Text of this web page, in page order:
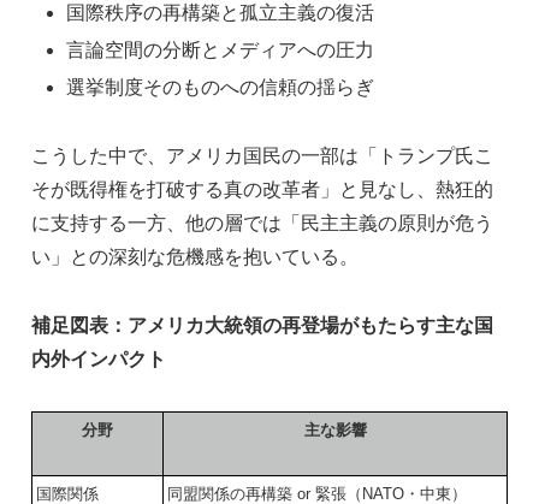
国際秩序の再構築と孤立主義の復活
言論空間の分断とメディアへの圧力
選挙制度そのものへの信頼の揺らぎ
こうした中で、アメリカ国民の一部は「トランプ氏こ
そが既得権を打破する真の改革者」と見なし、熱狂的
に支持する一方、他の層では「民主主義の原則が危う
い」との深刻な危機感を抱いている。
補足図表：アメリカ大統領の再登場がもたらす主な国
内外インパクト
分野 主な影響
国際関係 同盟関係の再構築 or 緊張（NATO・中東）